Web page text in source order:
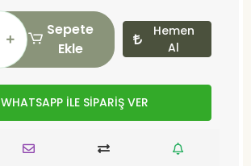
Sepete
Ekle
Hemen
Al
WHATSAPP İLE SİPARİŞ VER